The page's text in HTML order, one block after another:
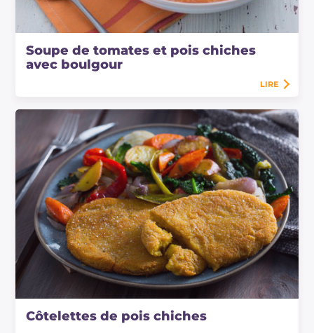
Soupe de tomates et pois chiches
avec boulgour
LIRE
Côtelettes de pois chiches